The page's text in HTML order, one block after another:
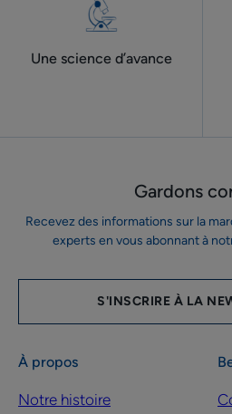
Une science d’avance
Gardons
Recevez des informations sur la
experts en vous abonnant à
S'INSCRIRE À LA
À propos
Notre histoire